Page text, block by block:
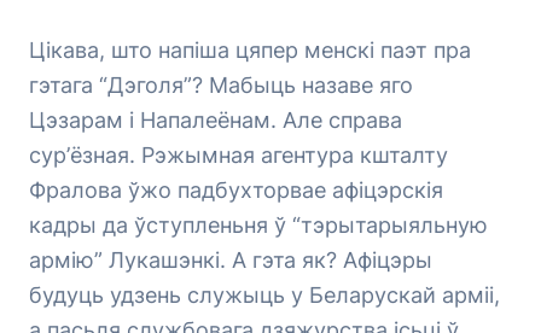
Цікава, што напіша цяпер менскі паэт пра
гэтага “Дэголя”? Мабыць назаве яго
Цэзарам і Напалеёнам. Але справа
сур’ёзная. Рэжымная агентура кшталту
Фралова ўжо падбухторвае афіцэрскія
кадры да ўступленьня ў “тэрытарыяльную
армію” Лукашэнкі. А гэта як? Афіцэры
будуць удзень служыць у Беларускай арміі,